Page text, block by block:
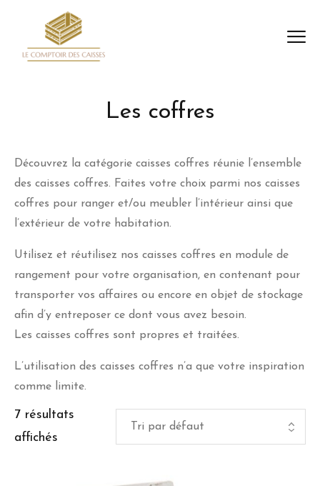
Les coffres
Découvrez la catégorie caisses coffres réunie l’ensemble
des caisses coffres. Faites votre choix parmi nos caisses
coffres pour ranger et/ou meubler l’intérieur ainsi que
l’extérieur de votre habitation.
Utilisez et réutilisez nos caisses coffres en module de
rangement pour votre organisation, en contenant pour
transporter vos affaires ou encore en objet de stockage
afin d’y entreposer ce dont vous avez besoin.
Les caisses coffres sont propres et traitées.
L’utilisation des caisses coffres n’a que votre inspiration
comme limite.
7 résultats
affichés